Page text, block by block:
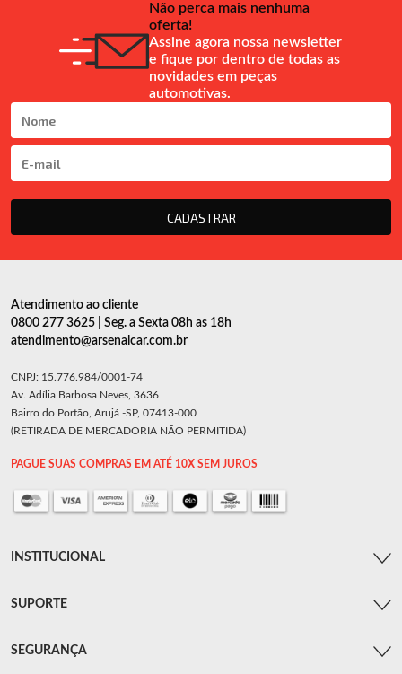
Não perca mais nenhuma
oferta!
Assine agora nossa newsletter
e fique por dentro de todas as
novidades em peças
automotivas.
CADASTRAR
Atendimento ao cliente
0800 277 3625 | Seg. a Sexta 08h as 18h
atendimento@arsenalcar.com.br
CNPJ: 15.776.984/0001-74
Av. Adília Barbosa Neves, 3636
Bairro do Portão, Arujá -SP, 07413-000
(RETIRADA DE MERCADORIA NÃO PERMITIDA)
PAGUE SUAS COMPRAS EM ATÉ 10X SEM JUROS
INSTITUCIONAL
SUPORTE
SEGURANÇA